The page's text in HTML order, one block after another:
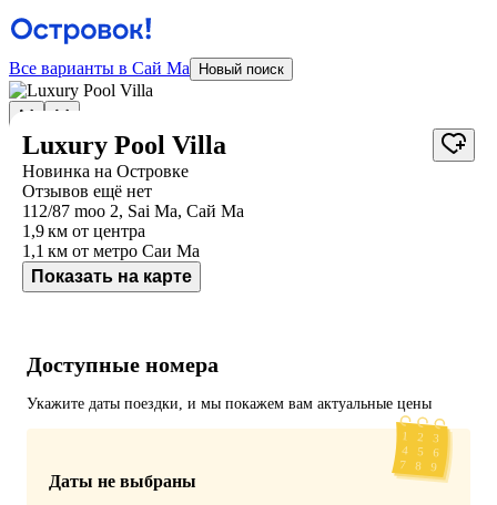
Все варианты в Сай Ма Новый поиск
Luxury Pool Villa
Новинка на Островке
Отзывов ещё нет
112/87 moo 2, Sai Ma, Сай Ма
1,9 км от центра
1,1 км от метро Саи Ма
Показать на карте
Доступные номера
Укажите даты поездки, и мы покажем вам актуальные цены
Даты не выбраны